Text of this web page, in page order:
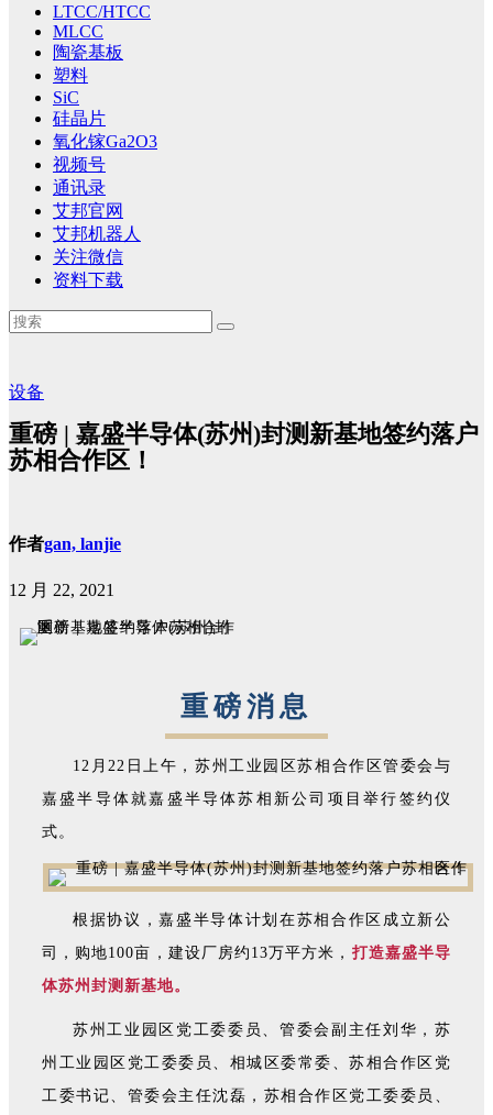
LTCC/HTCC
MLCC
陶瓷基板
塑料
SiC
硅晶片
氧化镓Ga2O3
视频号
通讯录
艾邦官网
艾邦机器人
关注微信
资料下载
设备
重磅 | 嘉盛半导体(苏州)封测新基地签约落户
苏相合作区！
作者gan, lanjie
12 月 22, 2021
重磅消息
12月22日上午，苏州工业园区苏相合作区管委会与
嘉盛半导体就嘉盛半导体苏相新公司项目举行签约仪
式。
根据协议，嘉盛半导体计划在苏相合作区成立新公
司，购地100亩，建设厂房约13万平方米， 打造嘉盛半导
体苏州封测新基地。
苏州工业园区党工委委员、管委会副主任刘华，苏
州工业园区党工委委员、相城区委常委、苏相合作区党
工委书记、管委会主任沈磊，苏相合作区党工委委员、